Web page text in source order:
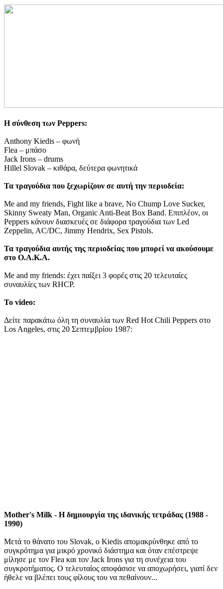
Η σύνθεση των Peppers:
Anthony Kiedis – φωνή
Flea – μπάσο
Jack Irons – drums
Hillel Slovak – κιθάρα, δεύτερα φωνητικά
Τα τραγούδια που ξεχωρίζουν σε αυτή την περιοδεία:
Me and my friends, Fight like a brave, No Chump Love Sucker,
Skinny Sweaty Man, Organic Anti-Beat Box Band. Επιπλέον, οι
Peppers κάνουν διασκευές σε διάφορα τραγούδια των Led
Zeppelin, AC/DC, Jimmy Hendrix, Sex Pistols.
Τα τραγούδια αυτής της περιοδείας που μπορεί να ακούσουμε
στο Ο.Α.Κ.Α.
Me and my friends: έχει παίξει 3 φορές στις 20 τελευταίες
συναυλίες των RHCP.
To video:
Δείτε παρακάτω όλη τη συναυλία των Red Hot Chili Peppers στο
Los Angeles, στις 20 Σεπτεμβρίου 1987:
Mother's Milk - Η δημιουργία της ιδανικής τετράδας (1988 -
1990)
Μετά το θάνατο του Slovak, o Kiedis απομακρύνθηκε από το
συγκρότημα για μικρό χρονικό διάστημα και όταν επέστρεψε
μίλησε με τον Flea και τον Jack Irons για τη συνέχεια του
συγκροτήματος. Ο τελευταίος αποφάσισε να αποχωρήσει, γιατί δεν
ήθελε να βλέπει τους φίλους του να πεθαίνουν...